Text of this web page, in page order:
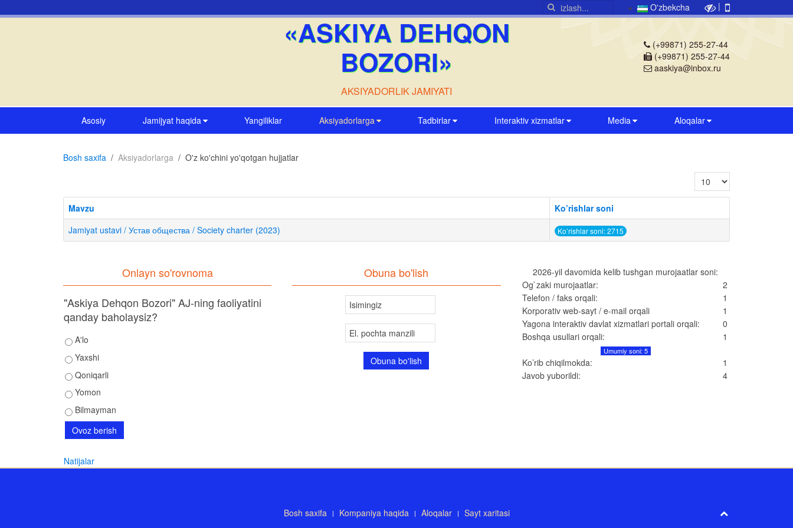
|
O'zbekcha
«ASKIYA DEHQON
BOZORI»
AKSIYADORLIK JAMIYATI
(+99871) 255-27-44
(+99871) 255-27-44
aaskiya@inbox.ru
Asosiy Jamijyat haqida Yangiliklar Aksiyadorlarga Tadbirlar Interaktiv xizmatlar Media Aloqalar
Bosh saxifa Aksiyadorlarga
O'z ko'chini yo'qotgan hujjatlar
Satrlar soni:
Mavzu
Ko’rishlar soni
Jamiyat ustavi / Устав общества / Society charter (2023)
Ko’rishlar soni: 2715
Onlayn so'rovnoma
"Askiya Dehqon Bozori" AJ-ning faoliyatini
qanday baholaysiz?
A'lo
Yaxshi
Qoniqarli
Yomon
Bilmayman
Natijalar
Obuna bo'lish
2026-yil davomida kelib tushgan murojaatlar soni:
Og`zaki murojaatlar:
2
Telefon / faks orqali:
1
Korporativ web-sayt / e-mail orqali
1
Yagona interaktiv davlat xizmatlari portali orqali:
0
Boshqa usullari orqali:
1
Umumiy soni: 5
Ko’rib chiqilmokda:
1
Javob yuborildi:
4
Bosh saxifa Kompaniya haqida Aloqalar Sayt xaritasi